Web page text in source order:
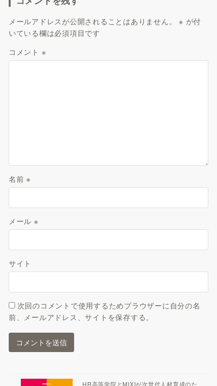
メールアドレスが公開されることはありません。 ※ が付
いている欄は必須項目です
コメント ※
名前※
メール ※
サイト
次回のコメントで使用するためブラウザーに自分の名
前、メールアドレス、サイトを保存する。
HR高等学院とMIXIが次世代人材育成のた